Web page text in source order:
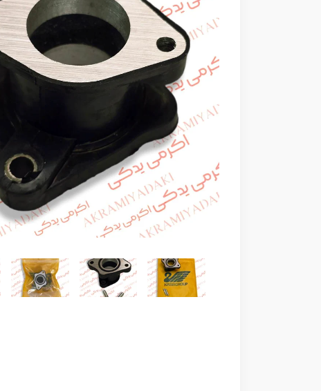
بسته ها سرموقع(بدون‌تاخیر)ارسال میگردد